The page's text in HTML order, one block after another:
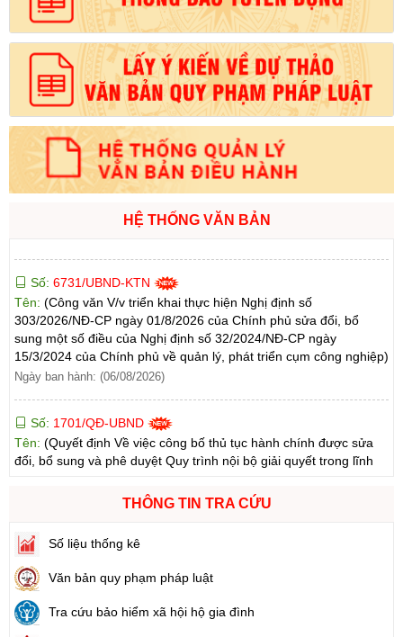
HỆ THỐNG VĂN BẢN
Số:1699/QĐ-UBND
(Quyết định Ban hành Từ điển dữ liệu dùng chung tỉnh Lai
Châu (Phiên bản 1.0))
Ngày ban hành: (05/08/2026) - Ngày hiệu lực: (05/08/2026)
Số:1702/QĐ-UBND
Tên: (Quyết định Về việc công bố thủ tục hành chính được sửa
đổi, bổ sung và phê duyệt Quy trình nội bộ giải quyết thủ tục
hành chính lĩnh vực thành lập và hoạt động của tổ hợp tác không
đăng ký thuộc phạm vi chức năng quản lý của Sở Tài chính)
Tên:
(Công văn V/v triển khai thực hiện Nghị định số
303/2026/NĐ-CP ngày 01/8/2026 của Chính phủ sửa đổi, bổ
sung một số điều của Nghị định số 32/2024/NĐ-CP ngày
15/3/2024 của Chính phủ về quản lý, phát triển cụm công nghiệp)
Ngày ban hành: (06/08/2026)
Tên:
(Quyết định Về việc công bố thủ tục hành chính được sửa
đổi, bổ sung và phê duyệt Quy trình nội bộ giải quyết trong lĩnh
vực thành lập và hoạt động của hộ kinh doanh thuộc phạm vi
chức năng quản lý của Sở Tài chính)
Số:
Tên:
(Quyết định Về việc công bố thủ tục hành chính sửa đổi, bổ
sung và phê duyệt Quy trình nội bộ giải quyết thủ tục hành chính
trong lĩnh vực đấu thầu lựa chọn nhà đầu tư thuộc phạm vi chức
năng quản lý của Sở Tài chính)
Ngày ban hành: (05/08/2026)
THÔNG TIN TRA CỨU
Số liệu thống kê
Văn bản quy phạm pháp luật
Tra cứu bảo hiểm xã hội hộ gia đình